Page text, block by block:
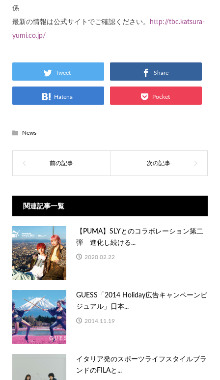
係
最新の情報は公式サイトでご確認ください。
http://tbc.katsura-
yumi.co.jp/
Tweet Share
Hatena Pocket
News
関連記事一覧
【PUMA】SLYとのコラボレーション第二
弾 進化し続ける...
2020.02.22
GUESS「2014 Holiday広告キャンペーンビ
ジュアル」日本...
2014.11.19
イタリア発のスポーツライフスタイルブラ
ンドのFILAと...